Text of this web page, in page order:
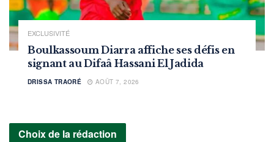
EXCLUSIVITÉ
Boulkassoum Diarra affiche ses défis en
signant au Difaâ Hassani El Jadida
DRISSA TRAORÉ AOÛT 7, 2026
Choix de la rédaction